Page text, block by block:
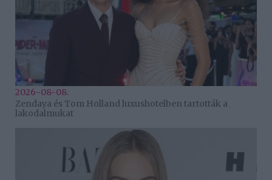
2026-08-08.
Zendaya és Tom Holland luxushotelben tartották a
lakodalmukat